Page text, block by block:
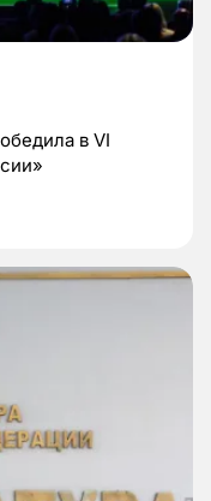
в VI